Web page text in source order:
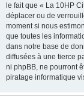
le fait que « La 10HP
déplacer ou de
moment si nous
que toutes les
dans notre base de
diffusées à une tierce
ni phpBB, ne pourront
piratage informatique